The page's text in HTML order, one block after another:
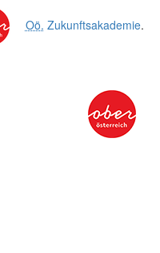
Oö. Zukunftsakademie.